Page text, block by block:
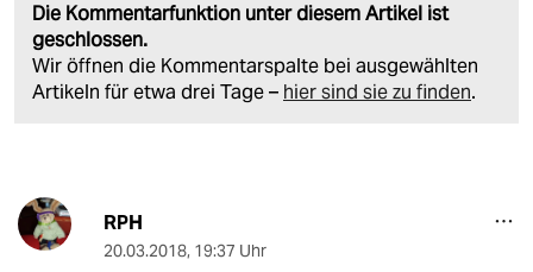
Die Kommentarfunktion unter diesem Artikel ist
geschlossen.
Wir öffnen die Kommentarspalte bei ausgewählten
Artikeln für etwa drei Tage – hier sind sie zu finden.
RPH
20.03.2018, 19:37 Uhr